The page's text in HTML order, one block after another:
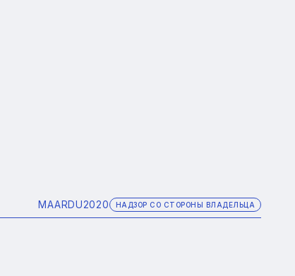
MAARDU2020 НАДЗОР СО СТОРОНЫ ВЛАДЕЛЬЦА